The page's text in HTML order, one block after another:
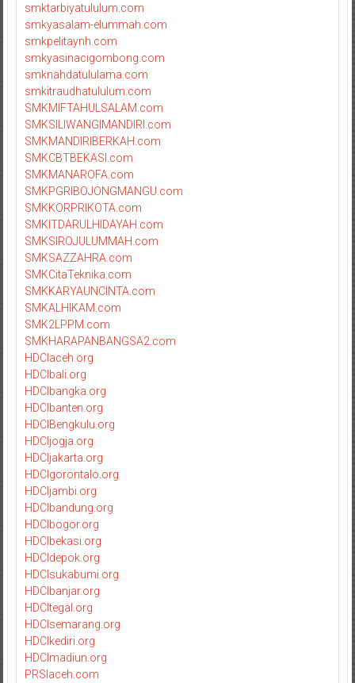
smktarbiyatululum.com
smkyasalam-elummah.com
smkpelitaynh.com
smkyasinacigombong.com
smknahdatululama.com
smkitraudhatululum.com
SMKMIFTAHULSALAM.com
SMKSILIWANGIMANDIRI.com
SMKMANDIRIBERKAH.com
SMKCBTBEKASI.com
SMKMANAROFA.com
SMKPGRIBOJONGMANGU.com
SMKKORPRIKOTA.com
SMKITDARULHIDAYAH.com
SMKSIROJULUMMAH.com
SMKSAZZAHRA.com
SMKCitaTeknika.com
SMKKARYAUNCINTA.com
SMKALHIKAM.com
SMK2LPPM.com
SMKHARAPANBANGSA2.com
HDCIaceh.org
HDCIbali.org
HDCIbangka.org
HDCIbanten.org
HDCIBengkulu.org
HDCIjogja.org
HDCIjakarta.org
HDCIgorontalo.org
HDCIjambi.org
HDCIbandung.org
HDCIbogor.org
HDCIbekasi.org
HDCIdepok.org
HDCIsukabumi.org
HDCIbanjar.org
HDCItegal.org
HDCIsemarang.org
HDCIkediri.org
HDCImadiun.org
PRSIaceh.com